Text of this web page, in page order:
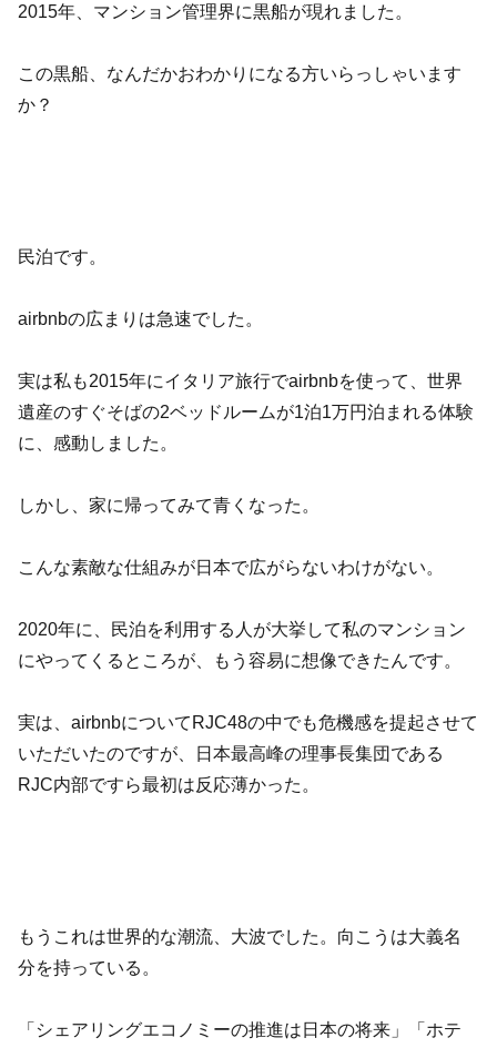
2015年、マンション管理界に黒船が現れました。
この黒船、なんだかおわかりになる方いらっしゃいます
か？
民泊です。
airbnbの広まりは急速でした。
実は私も2015年にイタリア旅行でairbnbを使って、世界
遺産のすぐそばの2ベッドルームが1泊1万円泊まれる体験
に、感動しました。
しかし、家に帰ってみて青くなった。
こんな素敵な仕組みが日本で広がらないわけがない。
2020年に、民泊を利用する人が大挙して私のマンション
にやってくるところが、もう容易に想像できたんです。
実は、airbnbについてRJC48の中でも危機感を提起させて
いただいたのですが、日本最高峰の理事長集団である
RJC内部ですら最初は反応薄かった。
もうこれは世界的な潮流、大波でした。向こうは大義名
分を持っている。
「シェアリングエコノミーの推進は日本の将来」「ホテ